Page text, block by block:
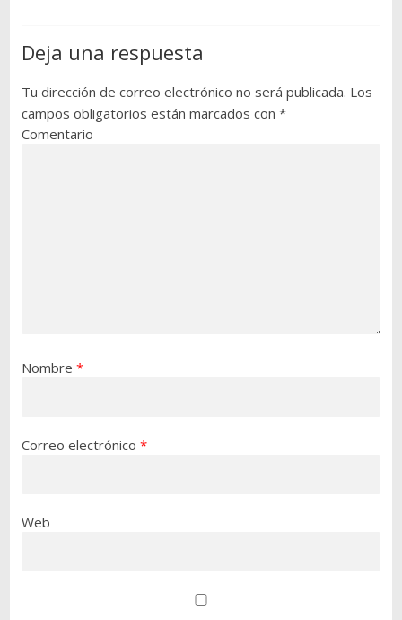
Deja una respuesta
Tu dirección de correo electrónico no será publicada. Los
campos obligatorios están marcados con *
Comentario
Nombre *
Correo electrónico *
Web